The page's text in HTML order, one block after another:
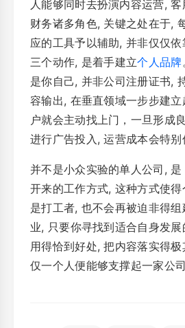
人能够同时去扮演内容运营,
财务诸多角色, 关键之处在于,
应的工具予以辅助, 并非仅仅
三个动作, 是着手建立个人品牌
是你自己, 并非公司注册证书,
容输出, 在垂直领域一步步建
户就会主动找上门，一旦形成
进行广告投入, 运营成本会特别
并不是小众实验的单人公司,
开来的工作方式, 这种方式使
是打工者, 也不会再被迫非得
业, 只要你寻找到适合自身发
用得恰到好处, 把内容落实得
仅一个人便能够支撑起一家公司